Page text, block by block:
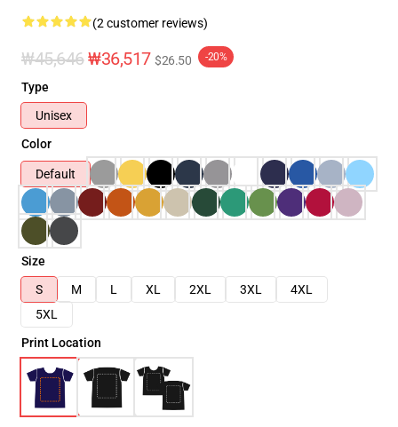
(2 customer reviews)
₩45,646₩36,517 $26.50 -20%
Type
Unisex
Color
Default
Size
S
M L XL 2XL 3XL
4XL
5XL
Print Location